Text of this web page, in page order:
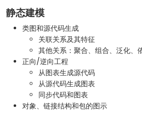
静态建模
类图和源代码生成
关联关系及其特征
其他关系：聚合、组合、泛化、
正向/逆向工程
从图表生成源代码
从源代码生成图表
同步代码和图表
对象、链接结构和包的图示